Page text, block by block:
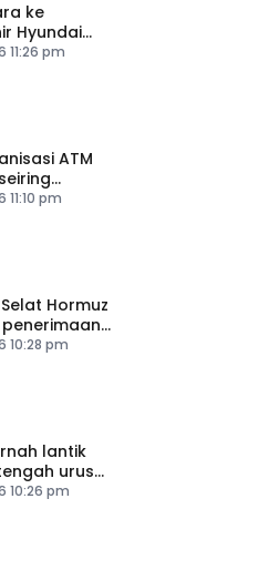
ke
Hyundai
11:26 pm
ATM
aset
11:10 pm
Hormuz
10:28 pm
lantik
urus
10:26 pm